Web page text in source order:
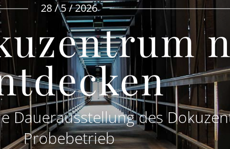
28 / 5 / 2026
Dauerausstellung des
Probebetrieb